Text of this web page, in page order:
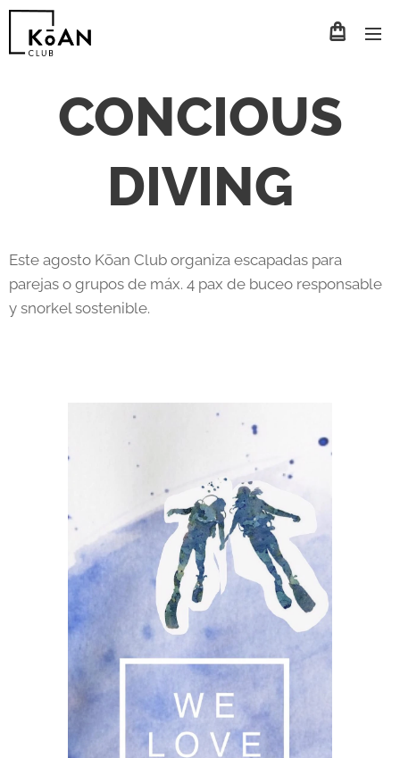
CONCIOUS
DIVING
Este agosto Kōan Club organiza escapadas para
parejas o grupos de máx. 4 pax de buceo responsable
y snorkel sostenible.